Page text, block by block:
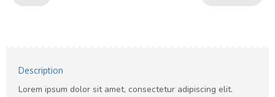
Description
Lorem ipsum dolor sit amet, consectetur adipiscing elit.